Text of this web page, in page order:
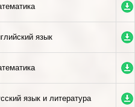
язык
язык и литература